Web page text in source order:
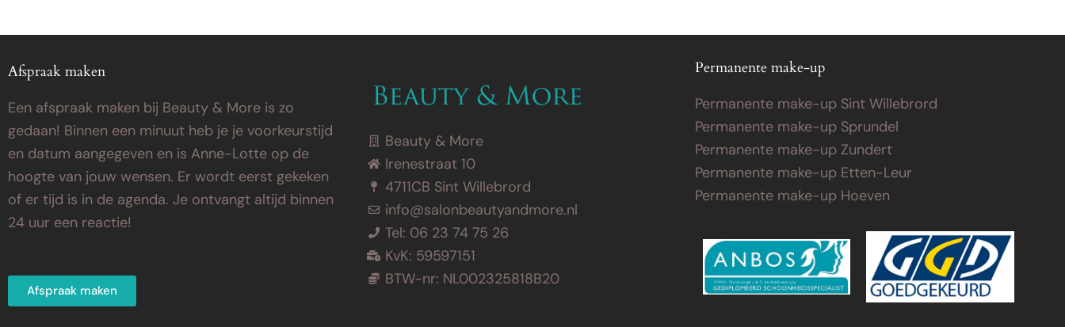
Afspraak maken
Een afspraak maken bij Beauty & More is zo
gedaan! Binnen een minuut heb je je voorkeurstijd
en datum aangegeven en is Anne-Lotte op de
hoogte van jouw wensen. Er wordt eerst gekeken
of er tijd is in de agenda. Je ontvangt altijd binnen
24 uur een reactie!
Afspraak maken
Beauty & More
Irenestraat 10
4711CB Sint Willebrord
info@salonbeautyandmore.nl
Tel: 06 23 74 75 26
KvK: 59597151
BTW-nr: NL002325818B20
Permanente make-up
Permanente make-up Sint Willebrord
Permanente make-up Sprundel
Permanente make-up Zundert
Permanente make-up Etten-Leur
Permanente make-up Hoeven